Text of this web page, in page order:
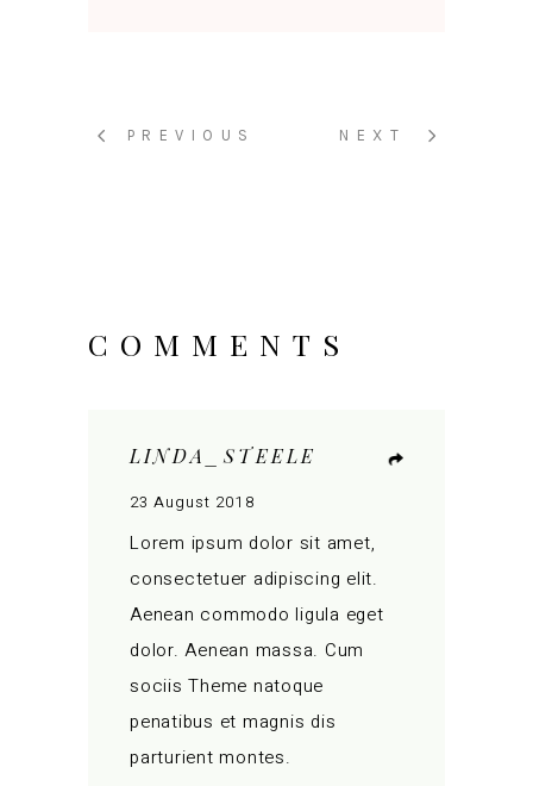
PREVIOUS NEXT
COMMENTS
LINDA_STEELE
23 August 2018
Lorem ipsum dolor sit amet,
consectetuer adipiscing elit.
Aenean commodo ligula eget
dolor. Aenean massa. Cum
sociis Theme natoque
penatibus et magnis dis
parturient montes.